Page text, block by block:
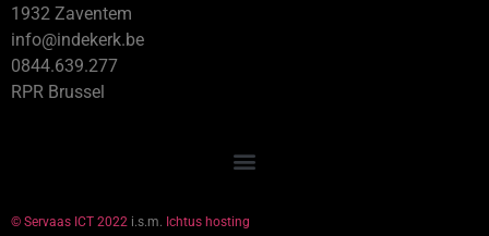
1932 Zaventem
info@indekerk.be
0844.639.277
RPR Brussel
© Servaas ICT 2022 i.s.m. Ichtus hosting